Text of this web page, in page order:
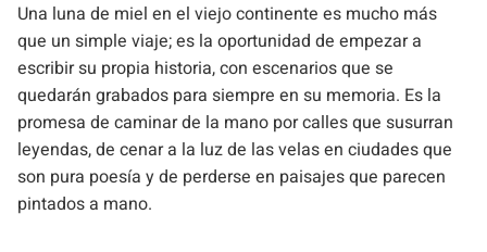
Una luna de miel en el viejo continente es mucho más
que un simple viaje; es la oportunidad de empezar a
escribir su propia historia, con escenarios que se
quedarán grabados para siempre en su memoria. Es la
promesa de caminar de la mano por calles que susurran
leyendas, de cenar a la luz de las velas en ciudades que
son pura poesía y de perderse en paisajes que parecen
pintados a mano.